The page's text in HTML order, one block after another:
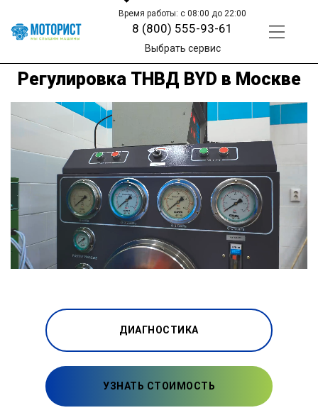
Время работы: с 08:00 до 22:00
8 (800) 555-93-61
Выбрать сервис
Регулировка ТНВД BYD в Москве
ДИАГНОСТИКА
УЗНАТЬ СТОИМОСТЬ